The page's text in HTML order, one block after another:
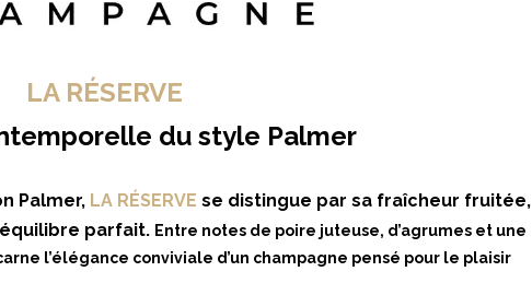
LA RÉSERVE
du style Palmer
Palmer, LA RÉSERVE se distingue par sa fraîcheur fruitée,
parfait. Entre notes de poire juteuse, d’agrumes et une
l’élégance conviviale d’un champagne pensé pour le plaisir